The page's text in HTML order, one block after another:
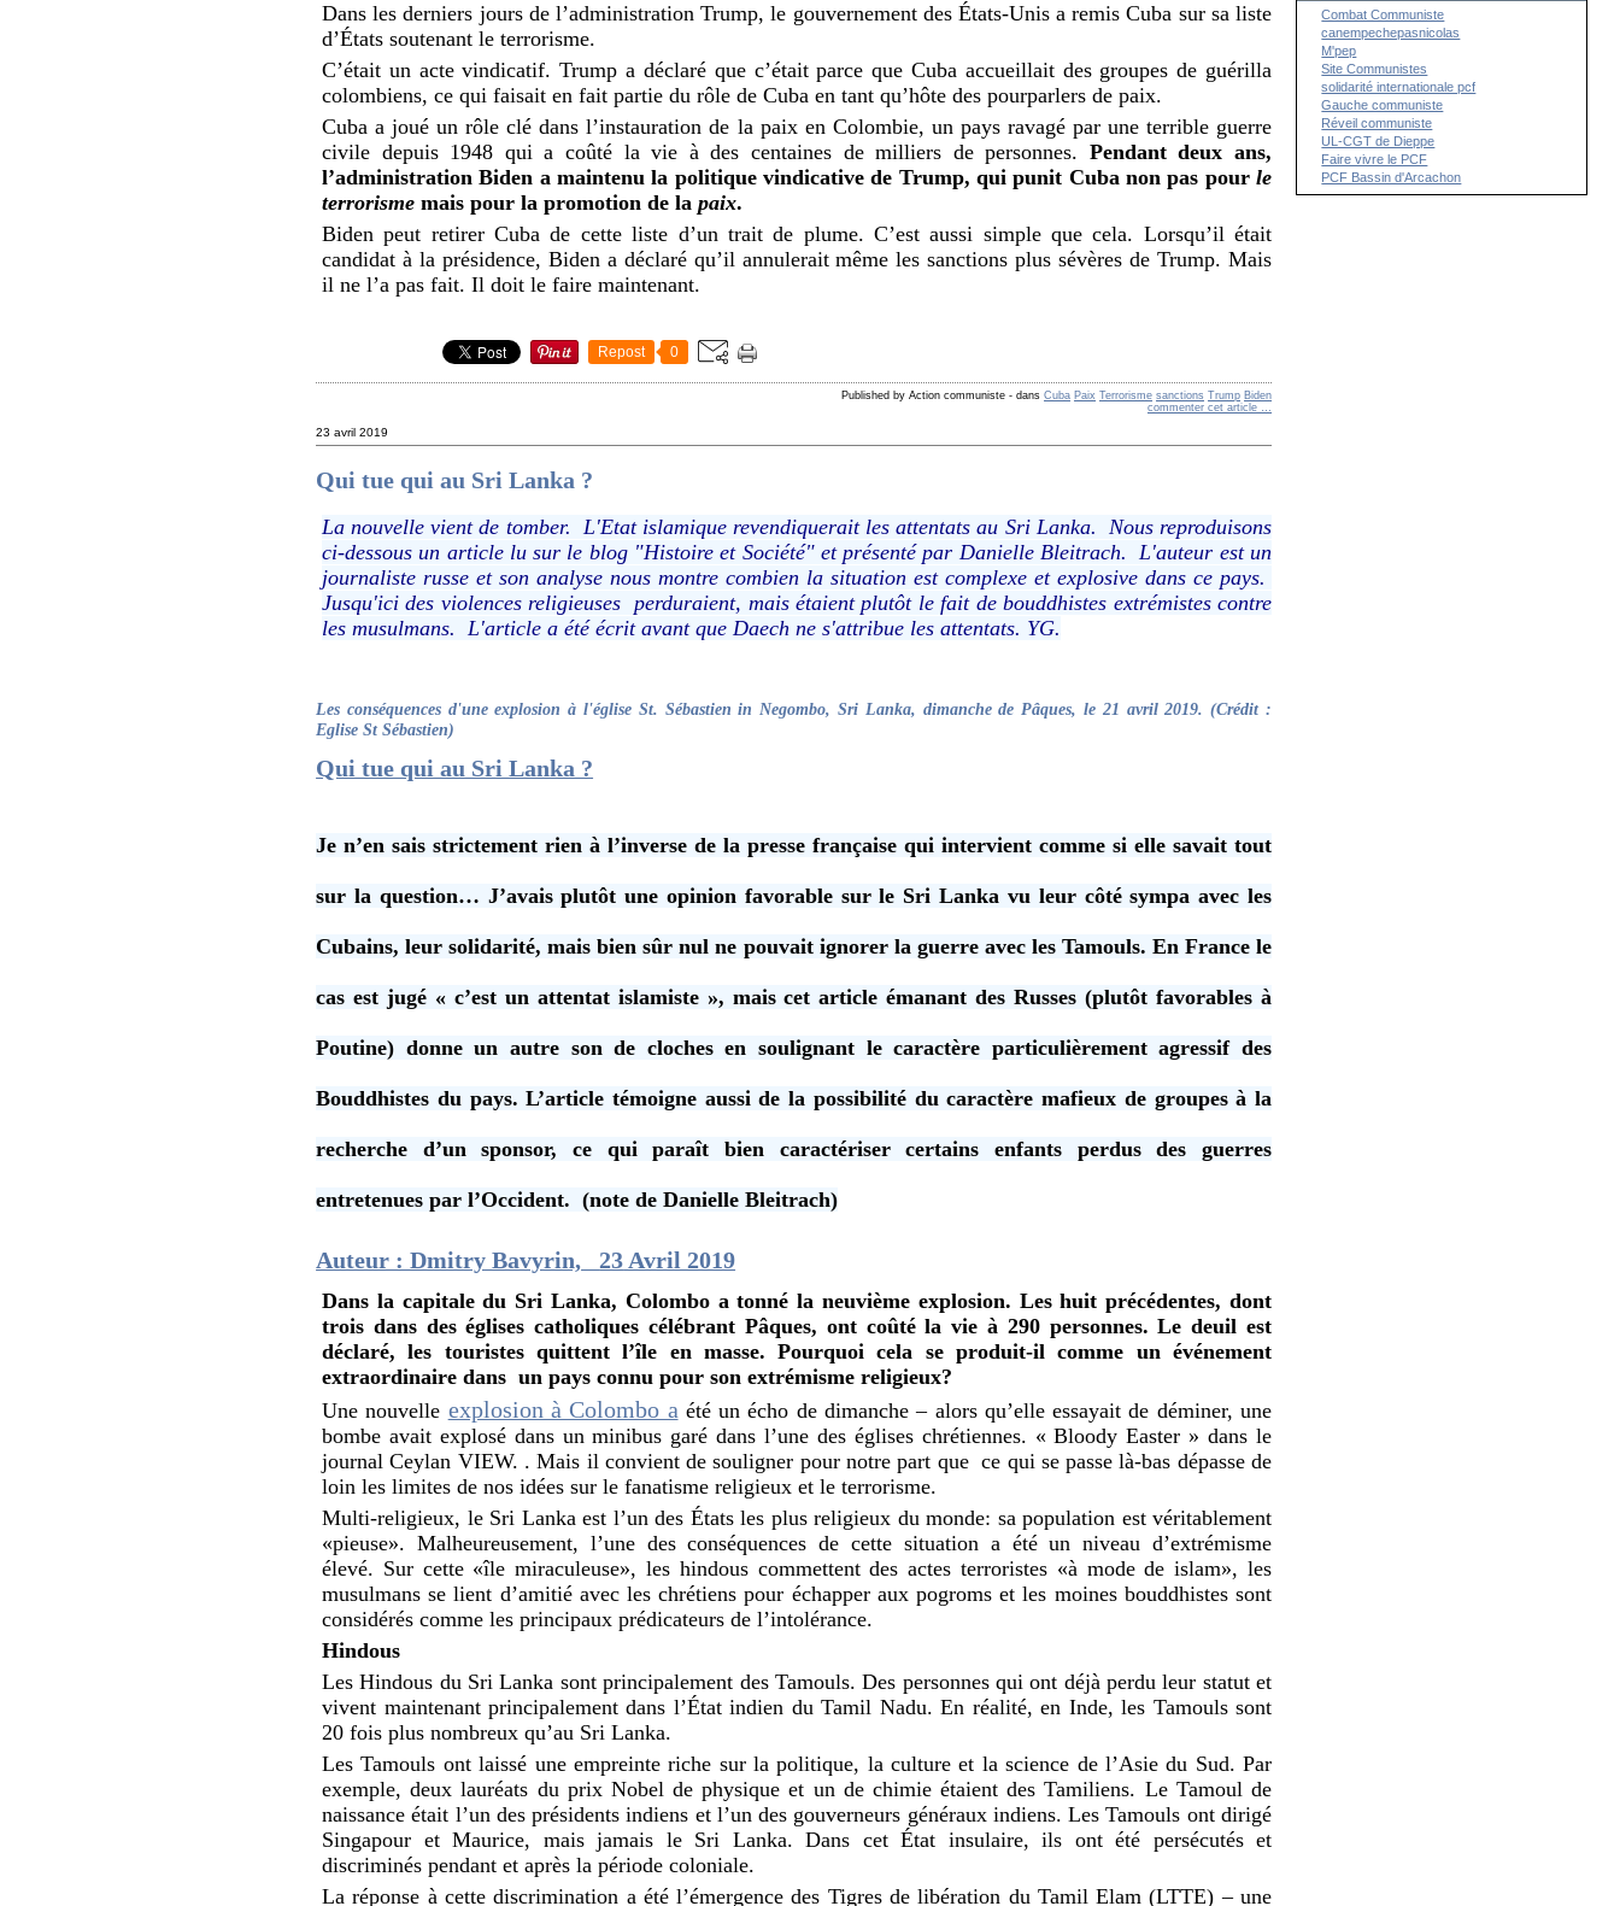
Dans les derniers jours de l’administration Trump, le gouvernement des États-Unis a remis Cuba sur sa liste
d’États soutenant le terrorisme.
C’était un acte vindicatif. Trump a déclaré que c’était parce que Cuba accueillait des groupes de guérilla
colombiens, ce qui faisait en fait partie du rôle de Cuba en tant qu’hôte des pourparlers de paix.
Cuba a joué un rôle clé dans l’instauration de la paix en Colombie, un pays ravagé par une terrible guerre
civile depuis 1948 qui a coûté la vie à des centaines de milliers de personnes. Pendant deux ans,
l’administration Biden a maintenu la politique vindicative de Trump, qui punit Cuba non pas pourle
terrorisme mais pour la promotion de lapaix.
Biden peut retirer Cuba de cette liste d’un trait de plume. C’est aussi simple que cela. Lorsqu’il était
candidat à la présidence, Biden a déclaré qu’il annulerait même les sanctions plus sévères de Trump. Mais
il ne l’a pas fait. Il doit le faire maintenant.
Repost 0
Published by Action communiste - dansCuba Paix Terrorisme sanctions Trump Biden
commenter cet article …
23 avril 2019
Qui tue qui au Sri Lanka ?
La nouvelle vient de tomber. L'Etat islamique revendiquerait les attentats au Sri Lanka. Nous reproduisons
ci-dessous un article lu sur le blog "Histoire et Société" et présenté par Danielle Bleitrach. L'auteur est un
journaliste russe et son analyse nous montre combien la situation est complexe et explosive dans ce pays.
Jusqu'ici des violences religieuses perduraient, mais étaient plutôt le fait de bouddhistes extrémistes contre
les musulmans. L'article a été écrit avant que Daech ne s'attribue les attentats. YG.
Les conséquences d'une explosion à l'église St. Sébastien in Negombo, Sri Lanka, dimanche de Pâques, le 21 avril 2019. (Crédit :
Eglise St Sébastien)
Qui tue qui au Sri Lanka ?
Je n’en sais strictement rien à l’inverse de la presse française qui intervient comme si elle savait tout
sur la question… J’avais plutôt une opinion favorable sur le Sri Lanka vu leur côté sympa avec les
Cubains, leur solidarité, mais bien sûr nul ne pouvait ignorer la guerre avec les Tamouls. En France le
cas est jugé « c’est un attentat islamiste », mais cet article émanant des Russes (plutôt favorables à
Poutine) donne un autre son de cloches en soulignant le caractère particulièrement agressif des
Bouddhistes du pays. L’article témoigne aussi de la possibilité du caractère mafieux de groupes à la
recherche d’un sponsor, ce qui paraît bien caractériser certains enfants perdus des guerres
entretenues par l’Occident. (note de Danielle Bleitrach)
Auteur : Dmitry Bavyrin, 23 Avril 2019
Dans la capitale du Sri Lanka, Colombo a tonné la neuvième explosion. Les huit précédentes, dont
trois dans des églises catholiques célébrant Pâques, ont coûté la vie à 290 personnes. Le deuil est
déclaré, les touristes quittent l’île en masse. Pourquoi cela se produit-il comme un événement
extraordinaire dans un pays connu pour son extrémisme religieux?
Une nouvelle explosion à Colombo aété un écho de dimanche – alors qu’elle essayait de déminer, une
bombe avait explosé dans un minibus garé dans l’une des églises chrétiennes. « Bloody Easter » dans le
journal Ceylan VIEW. . Mais il convient de souligner pour notre part que ce qui se passe là-bas dépasse de
loin les limites de nos idées sur le fanatisme religieux et le terrorisme.
Multi-religieux, le Sri Lanka est l’un des États les plus religieux du monde: sa population est véritablement
«pieuse». Malheureusement, l’une des conséquences de cette situation a été un niveau d’extrémisme
élevé. Sur cette «île miraculeuse», les hindous commettent des actes terroristes «à mode de islam», les
musulmans se lient d’amitié avec les chrétiens pour échapper aux pogroms et les moines bouddhistes sont
considérés comme les principaux prédicateurs de l’intolérance.
Hindous
Les Hindous du Sri Lanka sont principalement des Tamouls. Des personnes qui ont déjà perdu leur statut et
vivent maintenant principalement dans l’État indien du Tamil Nadu. En réalité, en Inde, les Tamouls sont
20 fois plus nombreux qu’au Sri Lanka.
Les Tamouls ont laissé une empreinte riche sur la politique, la culture et la science de l’Asie du Sud. Par
exemple, deux lauréats du prix Nobel de physique et un de chimie étaient des Tamiliens. Le Tamoul de
naissance était l’un des présidents indiens et l’un des gouverneurs généraux indiens. Les Tamouls ont dirigé
Singapour et Maurice, mais jamais le Sri Lanka. Dans cet État insulaire, ils ont été persécutés et
discriminés pendant et après la période coloniale.
La réponse à cette discrimination a été l’émergence des Tigres de libération du Tamil Elam (LTTE) – une
Combat Communiste
canempechepasnicolas
M'pep
Site Communistes
solidarité internationale pcf
Gauche communiste
Réveil communiste
UL-CGT de Dieppe
Faire vivre le PCF
PCF Bassin d'Arcachon